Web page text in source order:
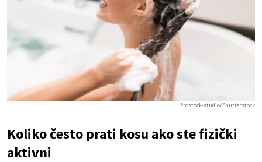
Prostock-studio/Shutterstock
Koliko često prati kosu ako ste fizički
aktivni